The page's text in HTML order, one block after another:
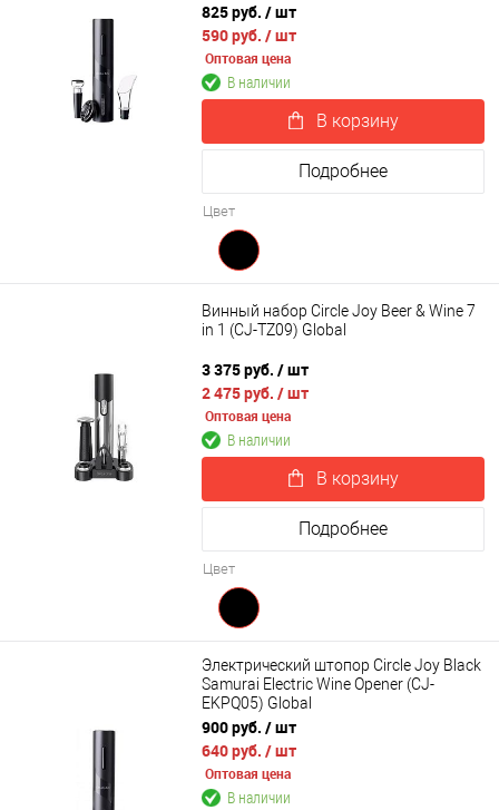
825 руб. / шт
590 руб. / шт
Оптовая цена
В наличии
В корзину
Подробнее
Цвет
Винный набор Circle Joy Beer & Wine 7
in 1 (CJ-TZ09) Global
3 375 руб. / шт
2 475 руб. / шт
Оптовая цена
В наличии
В корзину
Подробнее
Цвет
Электрический штопор Circle Joy Black
Samurai Electric Wine Opener (CJ-
EKPQ05) Global
900 руб. / шт
640 руб. / шт
Оптовая цена
В наличии